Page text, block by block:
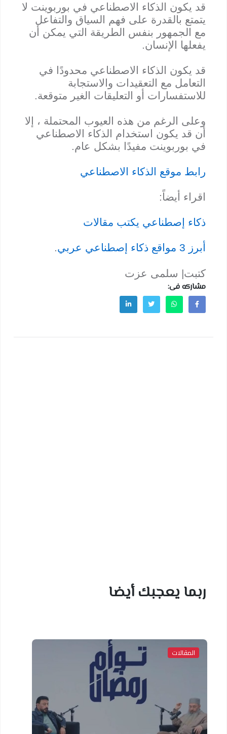
قد يكون الذكاء الاصطناعي في بوربوينت لا
يتمتع بالقدرة على فهم السياق والتفاعل
مع الجمهور بنفس الطريقة التي يمكن أن
يفعلها الإنسان.
قد يكون الذكاء الاصطناعي محدودًا في
التعامل مع التعقيدات والاستجابة
للاستفسارات أو التعليقات الغير متوقعة.
وعلى الرغم من هذه العيوب المحتملة ، إلا
أن قد يكون استخدام الذكاء الاصطناعي
في بوربوينت مفيدًا بشكل عام.
رابط موقع الذكاء الاصطناعي
اقراء أيضاً:
ذكاء إصطناعي يكتب مقالات
أبرز 3 مواقع ذكاء إصطناعي عربي .
كتبت| سلمى عزت
مشاركه فى:
ربما يعجبك أيضا
المقالات